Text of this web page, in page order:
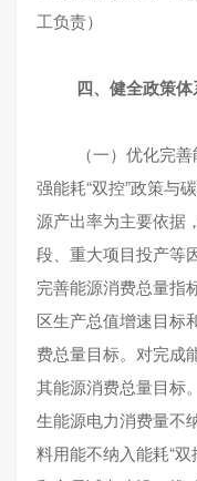
工负责）
四、健全政策体
（一）优化完
强能耗“双控”政策与
源产出率为主要依据
段、重大项目投产等
完善能源消费总量指
区生产总值增速目标
费总量目标。对完成
其能源消费总量目标
生能源电力消费量不
料用能不纳入能耗“